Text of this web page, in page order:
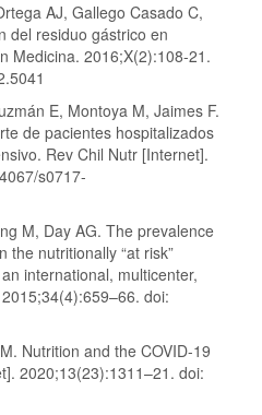
AJ, Gallego Casado C,
del residuo gástrico en
Medicina. 2016;X(2):108-21.
E, Montoya M, Jaimes F.
de pacientes hospitalizados
Rev Chil Nutr [Internet].
s0717-
M, Day AG. The prevalence
the nutritionally “at risk”
international, multicenter,
doi:
Nutrition and the COVID-19
2020;13(23):1311–21. doi: